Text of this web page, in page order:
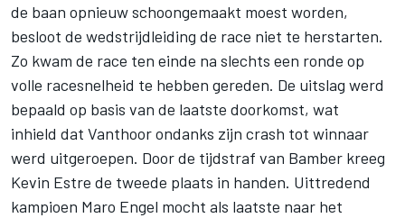
de baan opnieuw schoongemaakt moest worden,
besloot de wedstrijdleiding de race niet te herstarten.
Zo kwam de race ten einde na slechts een ronde op
volle racesnelheid te hebben gereden. De uitslag werd
bepaald op basis van de laatste doorkomst, wat
inhield dat Vanthoor ondanks zijn crash tot winnaar
werd uitgeroepen. Door de tijdstraf van Bamber kreeg
Kevin Estre de tweede plaats in handen. Uittredend
kampioen Maro Engel mocht als laatste naar het